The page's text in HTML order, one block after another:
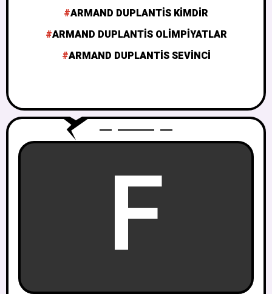
ARMAND DUPLANTIS KIMDIR
ARMAND DUPLANTIS OLIMPIYATLAR
ARMAND DUPLANTIS SEVINCI
F